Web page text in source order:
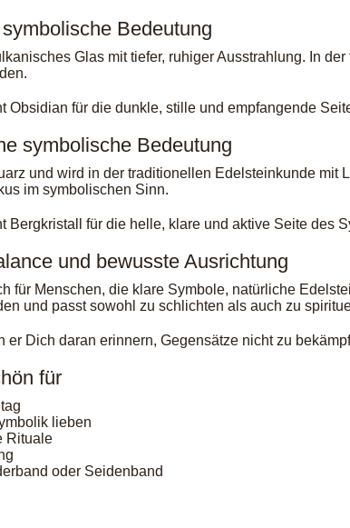
Bedeutung
Glas mit tiefer, ruhiger Ausstrahlung. In
Obsidian für die dunkle, stille und empfangende
symbolische Bedeutung
und wird in der traditionellen Edelsteinkunde
im symbolischen Sinn.
Bergkristall für die helle, klare und aktive Seite des
und bewusste Ausrichtung
für Menschen, die klare Symbole, natürliche
und passt sowohl zu schlichten als auch zu
er Dich daran erinnern, Gegensätze nicht zu
für
lieben
Rituale
oder Seidenband